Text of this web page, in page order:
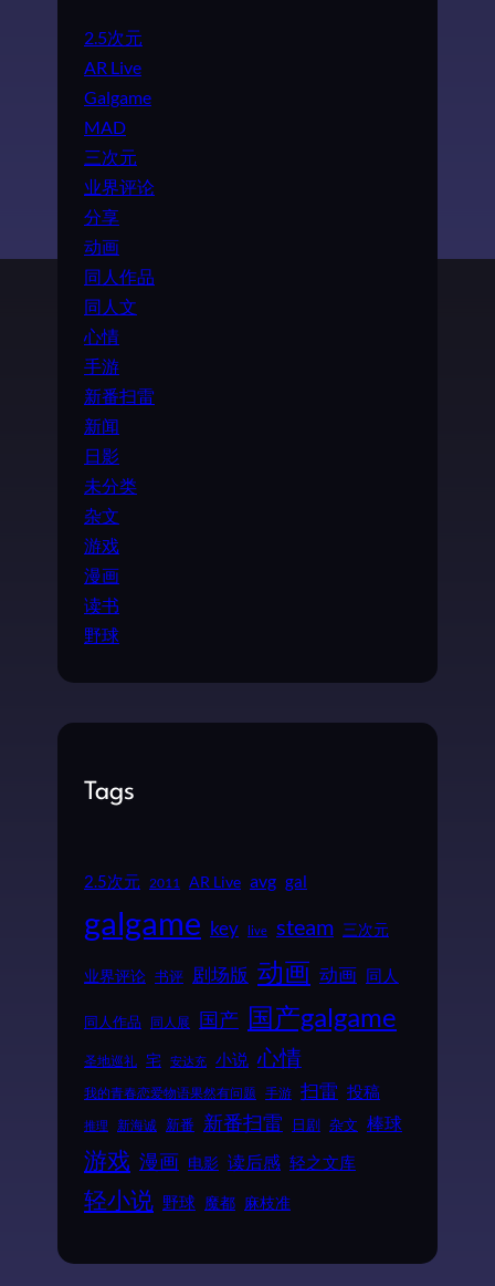
2.5次元
AR Live
Galgame
MAD
三次元
业界评论
分享
动画
同人作品
同人文
心情
手游
新番扫雷
新闻
日影
未分类
杂文
游戏
漫画
读书
野球
Tags
2.5次元 2011 AR Live avg gal
galgame key live steam 三次元
业界评论 书评 剧场版 动画 动画 同人
同人作品 同人展 国产 国产galgame
圣地巡礼 宅 安达充 小说 心情
我的青春恋爱物语果然有问题 手游 扫雷 投稿
推理 新海诚 新番 新番扫雷 日剧 杂文 棒球
游戏 漫画 电影 读后感 轻之文库
轻小说 野球 魔都 麻枝准